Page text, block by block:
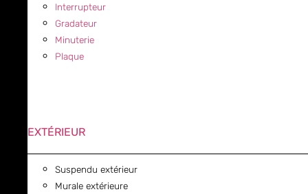
Interrupteur
Gradateur
Minuterie
Plaque
EXTÉRIEUR
Suspendu extérieur
Murale extérieure